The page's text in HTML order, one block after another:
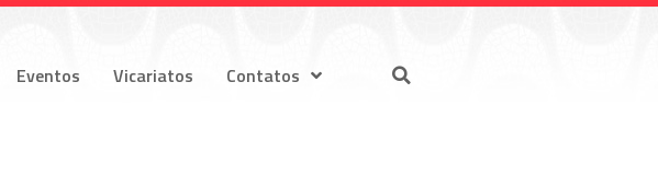
Eventos Vicariatos Contatos